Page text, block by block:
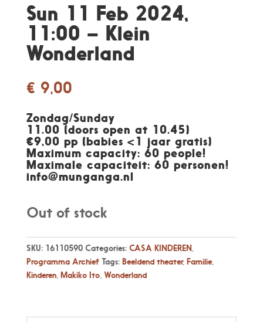
Sun 11 Feb 2024,
11:00 – Klein
Wonderland
€ 9,00
Zondag/Sunday
11.00 (doors open at 10.45)
€9,00 pp (babies <1 jaar gratis)
Maximum capacity: 60 people!
Maximale capaciteit: 60 personen!
info@munganga.nl
Out of stock
SKU: 16110590 Categories: CASA KINDEREN,
Programma Archief Tags: Beeldend theater, Familie,
Kinderen, Makiko Ito, Wonderland